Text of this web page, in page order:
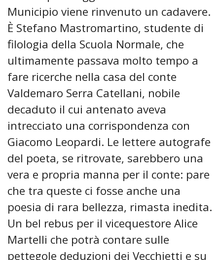
Municipio viene rinvenuto un cadavere.
È Stefano Mastromartino, studente di
filologia della Scuola Normale, che
ultimamente passava molto tempo a
fare ricerche nella casa del conte
Valdemaro Serra Catellani, nobile
decaduto il cui antenato aveva
intrecciato una corrispondenza con
Giacomo Leopardi. Le lettere autografe
del poeta, se ritrovate, sarebbero una
vera e propria manna per il conte: pare
che tra queste ci fosse anche una
poesia di rara bellezza, rimasta inedita.
Un bel rebus per il vicequestore Alice
Martelli che potrà contare sulle
pettegole deduzioni dei Vecchietti e su